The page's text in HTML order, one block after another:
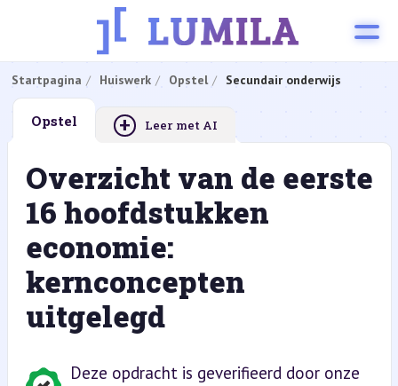
Startpagina Huiswerk Opstel Secundair onderwijs
Opstel + Leer met AI
Overzicht van de eerste
16 hoofdstukken
economie:
kernconcepten
uitgelegd
Deze opdracht is geverifieerd door onze